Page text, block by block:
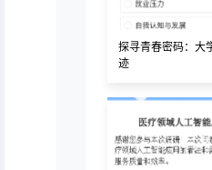
探寻青春密码：大
迹